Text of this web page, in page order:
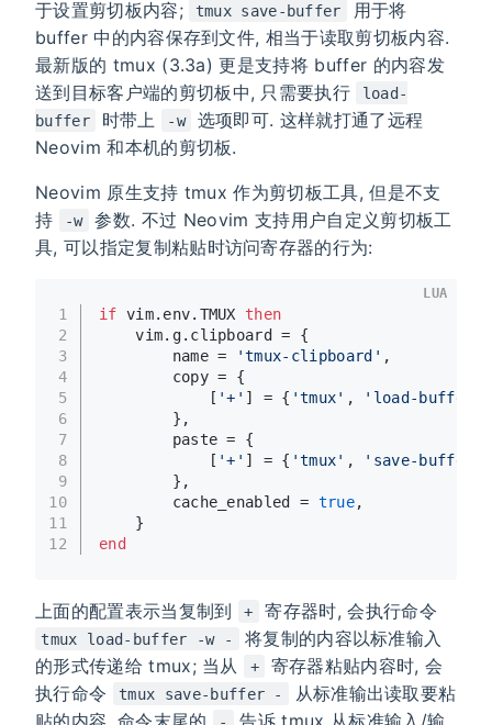
于设置剪切板内容;
tmux save-buffer
用于将
buffer 中的内容保存到文件, 相当于读取剪切板内容.
最新版的 tmux (3.3a) 更是支持将 buffer 的内容发
送到目标客户端的剪切板中, 只需要执行
load-
buffer
时带上 -w
选项即可. 这样就打通了远程
Neovim 和本机的剪切板.
Neovim 原生支持 tmux 作为剪切板工具, 但是不支
持
-w
参数. 不过 Neovim 支持用户自定义剪切板工
具, 可以指定复制粘贴时访问寄存器的行为:
1
2
3
4
5
6
7
8
9
10
11
12
if vim.env.TMUX then
    vim.g.clipboard = {
        name =
'tmux-clipboard' ,
        copy = {
            [
'+' ] = { 'tmux' , 'load-buffer'
        },
        paste = {
            [
'+' ] = { 'tmux' , 'save-buffer'
        },
        cache_enabled =
true,
    }
end
LUA
上面的配置表示当复制到 + 寄存器时, 会执行命令
tmux load-buffer -w -
将复制的内容以标准输入
的形式传递给 tmux; 当从
+
寄存器粘贴内容时, 会
执行命令
tmux save-buffer -
从标准输出读取要粘
贴的内容. 命令末尾的
- 告诉 tmux 从标准输入/输